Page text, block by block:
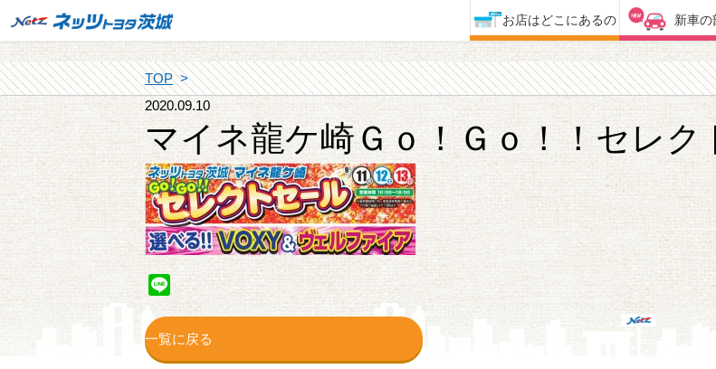
お店はどこにあるの 新車の
TOP
2020.09.10
マイネ龍ケ崎Ｇｏ！Ｇｏ！！セレク
Line
一覧に戻る